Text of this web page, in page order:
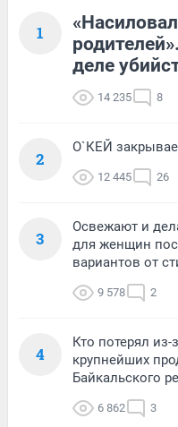
1
деле
14 235 8
2
О`КЕЙ
12 445 26
3
Освежают и
для женщин
вариантов от
9 578 2
4
Кто потерял
крупнейших
Байкальского
6 862 3